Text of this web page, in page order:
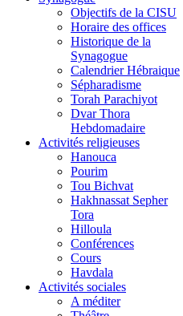
Objectifs de la CISU
Horaire des offices
Historique de la
Synagogue
Calendrier Hébraique
Sépharadisme
Torah Parachiyot
Dvar Thora
Hebdomadaire
Activités religieuses
Hanouca
Pourim
Tou Bichvat
Hakhnassat Sepher
Tora
Hilloula
Conférences
Cours
Havdala
Activités sociales
A méditer